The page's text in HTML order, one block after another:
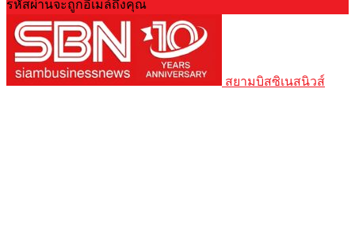
รหัสผ่านจะถูกอีเมล์ถึงคุณ
สยามบิสซิเนสนิวส์